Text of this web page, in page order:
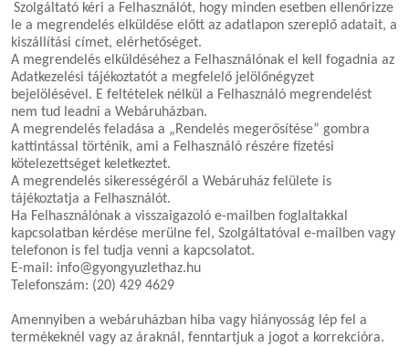
Szolgáltató kéri a Felhasználót, hogy minden esetben ellenőrizze
le a megrendelés elküldése előtt az adatlapon szereplő adatait, a
kiszállítási címet, elérhetőséget.
A megrendelés elküldéséhez a Felhasználónak el kell fogadnia az
Adatkezelési tájékoztatót a megfelelő jelölőnégyzet
bejelölésével. E feltételek nélkül a Felhasználó megrendelést
nem tud leadni a Webáruházban.
A megrendelés feladása a „Rendelés megerősítése” gombra
kattintással történik, ami a Felhasználó részére fizetési
kötelezettséget keletkeztet.
A megrendelés sikerességéről a Webáruház felülete is
tájékoztatja a Felhasználót.
Ha Felhasználónak a visszaigazoló e-mailben foglaltakkal
kapcsolatban kérdése merülne fel, Szolgáltatóval e-mailben vagy
telefonon is fel tudja venni a kapcsolatot.
E-mail: info@gyongyuzlethaz.hu
Telefonszám: (20) 429 4629
Amennyiben a webáruházban hiba vagy hiányosság lép fel a
termékeknél vagy az áraknál, fenntartjuk a jogot a korrekcióra.